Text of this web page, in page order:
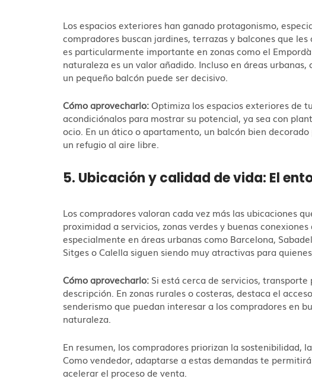
Los espacios exteriores han ganado protagonismo,
compradores buscan jardines, terrazas y balcones que
es particularmente importante en zonas como el
naturaleza es un valor añadido. Incluso en áreas
un pequeño balcón puede ser decisivo.
Cómo aprovecharlo:Optimiza los espacios exteriores de
acondiciónalos para mostrar su potencial, ya sea con
ocio. En un ático o apartamento, un balcón bien
un refugio al aire libre.
5. Ubicación y calidad de vida: El
Los compradores valoran cada vez más las ubicaciones
proximidad a servicios, zonas verdes y buenas
especialmente en áreas urbanas como Barcelona,
Sitges o Calella siguen siendo muy atractivas para
Cómo aprovecharlo: Si está cerca de servicios,
descripción. En zonas rurales o costeras, destaca el
senderismo que puedan interesar a los compradores en
naturaleza.
En resumen, los compradores priorizan la sostenibilidad,
Como vendedor, adaptarse a estas demandas te
acelerar el proceso de venta.